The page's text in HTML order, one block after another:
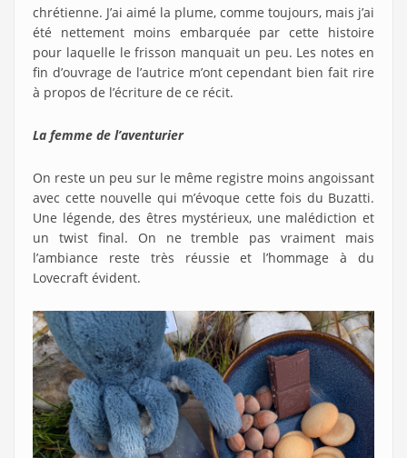
chrétienne. J’ai aimé la plume, comme toujours, mais j’ai
été nettement moins embarquée par cette histoire
pour laquelle le frisson manquait un peu. Les notes en
fin d’ouvrage de l’autrice m’ont cependant bien fait rire
à propos de l’écriture de ce récit.
La femme de l’aventurier
On reste un peu sur le même registre moins angoissant
avec cette nouvelle qui m’évoque cette fois du Buzatti.
Une légende, des êtres mystérieux, une malédiction et
un twist final. On ne tremble pas vraiment mais
l’ambiance reste très réussie et l’hommage à du
Lovecraft évident.